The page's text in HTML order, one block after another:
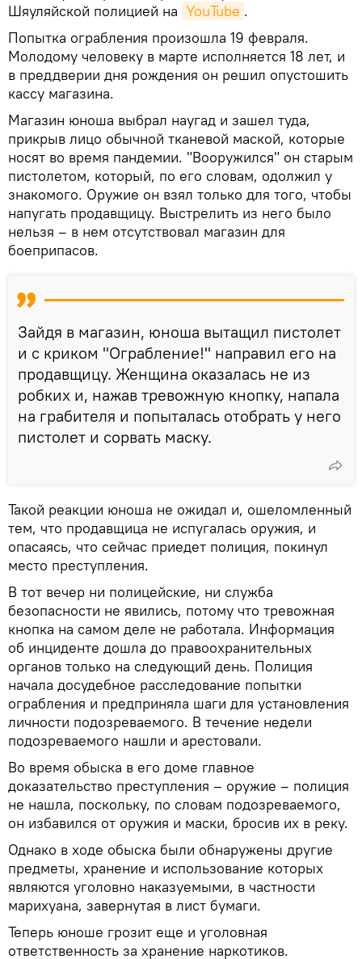
Шяуляйской полицией на YouTube .
Попытка ограбления произошла 19 февраля.
Молодому человеку в марте исполняется 18 лет, и
в преддверии дня рождения он решил опустошить
кассу магазина.
Магазин юноша выбрал наугад и зашел туда,
прикрыв лицо обычной тканевой маской, которые
носят во время пандемии. "Вооружился" он старым
пистолетом, который, по его словам, одолжил у
знакомого. Оружие он взял только для того, чтобы
напугать продавщицу. Выстрелить из него было
нельзя – в нем отсутствовал магазин для
боеприпасов.
Зайдя в магазин, юноша вытащил пистолет
и с криком "Ограбление!" направил его на
продавщицу. Женщина оказалась не из
робких и, нажав тревожную кнопку, напала
на грабителя и попыталась отобрать у него
пистолет и сорвать маску.
Такой реакции юноша не ожидал и, ошеломленный
тем, что продавщица не испугалась оружия, и
опасаясь, что сейчас приедет полиция, покинул
место преступления.
В тот вечер ни полицейские, ни служба
безопасности не явились, потому что тревожная
кнопка на самом деле не работала. Информация
об инциденте дошла до правоохранительных
органов только на следующий день. Полиция
начала досудебное расследование попытки
ограбления и предприняла шаги для установления
личности подозреваемого. В течение недели
подозреваемого нашли и арестовали.
Во время обыска в его доме главное
доказательство преступления – оружие – полиция
не нашла, поскольку, по словам подозреваемого,
он избавился от оружия и маски, бросив их в реку.
Однако в ходе обыска были обнаружены другие
предметы, хранение и использование которых
являются уголовно наказуемыми, в частности
марихуана, завернутая в лист бумаги.
Теперь юноше грозит еще и уголовная
ответственность за хранение наркотиков.